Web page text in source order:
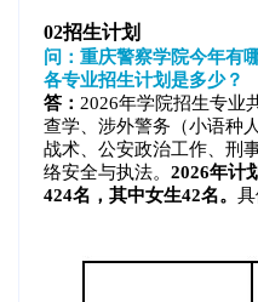
02招生计划
问：重庆警察学院今年有
各专业招生计划是多少？
答： 2026年学院招生专业
查学、涉外警务（小语种
战术、公安政治工作、刑
络安全与执法。 2026年计
424名，其中女生42名。